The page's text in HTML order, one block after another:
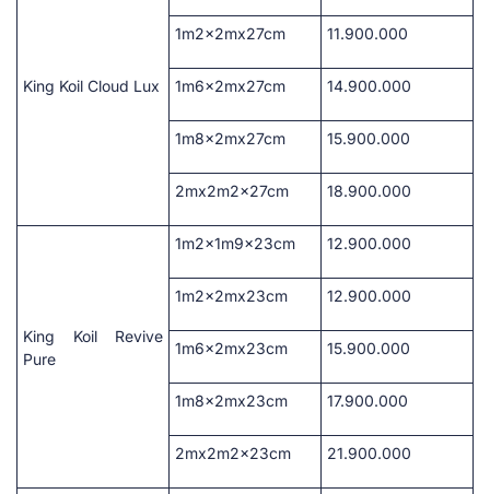
King Koil Cloud Lux
1m2x2mx27cm 11.900.000
1m6x2mx27cm 14.900.000
1m8x2mx27cm 15.900.000
2mx2m2x27cm 18.900.000
King Koil Revive
Pure
1m2x1m9x23cm 12.900.000
1m2x2mx23cm 12.900.000
1m6x2mx23cm 15.900.000
1m8x2mx23cm 17.900.000
2mx2m2x23cm 21.900.000